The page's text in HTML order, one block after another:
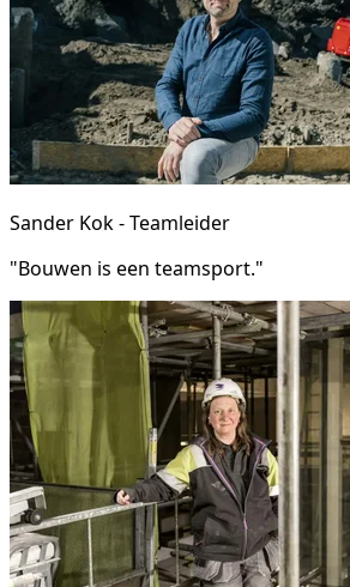
Sander Kok - Teamleider
"Bouwen is een teamsport."